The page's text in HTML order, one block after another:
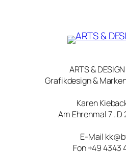
ARTS &
Grafikdesign &
Karen
Am Ehrenmal 7 .
E-Mail
Fon +49 4343